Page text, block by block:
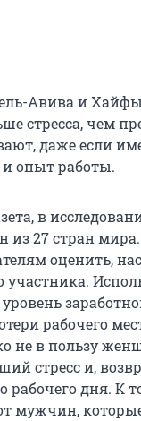
Авива и
стресса, чем
даже если
опыт работы.
в
27 стран
оценить,
рабочего
не в пользу
стресс и,
дня. К
мужчин,